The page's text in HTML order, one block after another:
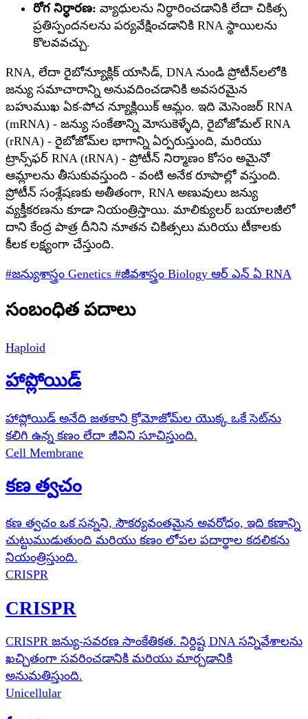
రోగ నిర్ధారణ: వ్యాధులను నిర్ధారించడానికి లేదా చికిత్స
ప్రతిస్పందనలను పర్యవేక్షించడానికి RNA స్థాయిలను
కొలవవచ్చు.
RNA, లేదా రైబోన్యూక్లిక్ యాసిడ్, DNA నుండి ప్రోటీన్‌లలోకి
జన్యు సమాచారాన్ని అనువదించడానికి అవసరమైన
బహుముఖ ఏక-పోచ న్యూక్లియిక్ ఆమ్లం. ఇది మెసెంజర్ RNA
(mRNA) - జన్యు సంకేతాన్ని మోసుకెళ్ళేది, రైబోజోమల్ RNA
(rRNA) - రైబోజోమ్‌ల భాగాన్ని ఏర్పరుస్తుంది, మరియు
ట్రాన్స్‌ఫర్ RNA (tRNA) - ప్రోటీన్ నిర్మాణం కోసం అమైనో
ఆమ్లాలను తీసుకువస్తుంది - వంటి అనేక రూపాల్లో వస్తుంది.
ప్రోటీన్ సంశ్లేషణకు అతీతంగా, RNA అణువులు జన్యు
వ్యక్తీకరణను కూడా నియంత్రిస్తాయి. మాలిక్యులర్ బయాలజీలో
దాని కేంద్ర పాత్ర దీనిని నూతన చికిత్సలు మరియు టీకాలకు
కీలక లక్ష్యంగా చేస్తుంది.
#జన్యుశాస్త్రం Genetics #జీవశాస్త్రం Biology ఆర్ ఎన్ ఏ RNA
సంబంధిత పదాలు
Haploid
హాప్లోయిడ్
హాప్లోయిడ్ అనేది జతకాని క్రోమోజోమ్‌ల యొక్క ఒకే సెట్‌ను
కలిగి ఉన్న కణం లేదా జీవిని సూచిస్తుంది.
Cell Membrane
కణ త్వచం
కణ త్వచం ఒక సన్నని, సౌకర్యవంతమైన అవరోధం, ఇది కణాన్ని
చుట్టుముడుతుంది మరియు కణం లోపల పదార్థాల కదలికను
నియంత్రిస్తుంది.
CRISPR
CRISPR
CRISPR జన్యు-సవరణ సాంకేతికత. నిర్దిష్ట DNA సన్నివేశాలను
ఖచ్చితంగా సవరించడానికి మరియు మార్చడానికి
అనుమతిస్తుంది.
Unicellular